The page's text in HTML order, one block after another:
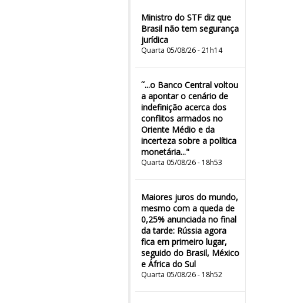
Ministro do STF diz que
Brasil não tem segurança
jurídica
Quarta 05/08/26 - 21h14
˜...o Banco Central voltou
a apontar o cenário de
indefinição acerca dos
conflitos armados no
Oriente Médio e da
incerteza sobre a política
monetária..."
Quarta 05/08/26 - 18h53
Maiores juros do mundo,
mesmo com a queda de
0,25% anunciada no final
da tarde: Rússia agora
fica em primeiro lugar,
seguido do Brasil, México
e África do Sul
Quarta 05/08/26 - 18h52